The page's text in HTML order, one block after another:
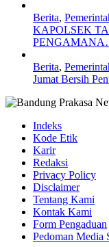
Berita,
KAPOLSEK
Berita,
Jumat Bersih
Indeks
Kode Etik
Karir
Redaksi
Privacy Policy
Disclaimer
Tentang Kami
Kontak Kami
Form Pengaduan
Pedoman Media